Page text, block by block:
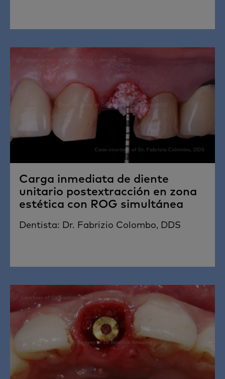
Carga inmediata de diente
unitario postextracción en zona
estética con ROG simultánea
Dentista: Dr. Fabrizio Colombo, DDS